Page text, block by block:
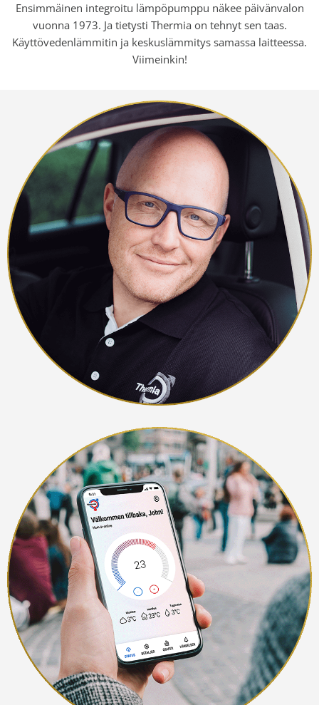
Ensimmäinen integroitu lämpöpumppu näkee päivänvalon
vuonna 1973. Ja tietysti Thermia on tehnyt sen taas.
Käyttövedenlämmitin ja keskuslämmitys samassa laitteessa.
Viimeinkin!